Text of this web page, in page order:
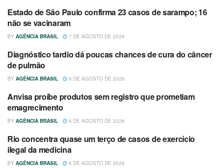
SAÚDE
Estado de São Paulo confirma 23 casos de sarampo; 16
não se vacinaram
BY AGÊNCIA BRASIL 7 DE AGOSTO DE 2026
SAÚDE
Diagnóstico tardio dá poucas chances de cura do câncer
de pulmão
BY AGÊNCIA BRASIL 6 DE AGOSTO DE 2026
SAÚDE
Anvisa proíbe produtos sem registro que prometiam
emagrecimento
BY AGÊNCIA BRASIL 6 DE AGOSTO DE 2026
SAÚDE
Rio concentra quase um terço de casos de exercício
ilegal da medicina
BY AGÊNCIA BRASIL 6 DE AGOSTO DE 2026